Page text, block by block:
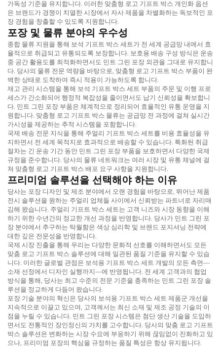
가독성 기준을 유지합니다. 이러한 맞춤형 로고 기프트 박스 개인화 옵션
은 브랜드가 경쟁이 치열한 시장에서 자사 제품을 차별화하는 독보적인 포
장 경험을 창출할 수 있도록 지원합니다.
포장 및 물류 분야의 우수성
종합 물류 지원을 통해 보석 기프트 박스 세트가 전 세계 공급망 내에서 효
율적으로 취급되고 유통되도록 보장합니다. 보호용 배송 구성 방식은 운송
중 공간 활용도를 최적화하면서도 민트 그린 포장 외관을 그대로 유지합니
다. 당사의 물류 전문 역량을 바탕으로, 맞춤형 로고 기프트 박스 부품이 완
벽한 상태로 도착하여 즉시 적용이 가능하도록 합니다.
재고 관리 시스템을 통해 보석 기프트 박스 세트 부품의 주문 및 이행 프로
세스가 간소화되어 행정적 복잡성을 줄이면서도 납기 신뢰성을 확보합니
다. 민트 그린 포장 부품은 체계적으로 정리되어 효율적인 유통 운영을 지
원합니다. 맞춤형 로고 기프트 박스 물류는 공급망 전 과정에 걸쳐 실시간
가시성을 제공하는 추적 시스템을 포함합니다.
국제 배송 전문 지식을 통해 주얼리 기프트 박스 세트를 비용 효율성을 유
지하면서 전 세계 목적지로 효과적으로 배송할 수 있습니다. 특화된 취급
절차는 긴 운송 기간 동안 민트 그린 포장 부품을 보호하면서 다양한 국제
규정을 준수합니다. 당사의 물류 네트워크는 여러 시장 및 유통 채널에 걸
쳐 맞춤형 로고 기프트 박스 배포 요구 사항을 지원합니다.
프리미엄 솔루션을 선택해야 하는 이유
당사는 포장 디자인 및 제조 분야에서 오랜 경험을 바탕으로, 뛰어난 제품
전시 솔루션을 원하는 주얼리 업체들 사이에서 신뢰받는 파트너로 자리매
김해 왔습니다. 주얼리 기프트 박스 세트는 고객 니즈와 시장 동향을 이해
하기 위한 수년간의 정교한 개선 과정을 반영합니다. 당사가 민트 그린 포
장 분야에서 추구하는 탁월함은 색상 심리학 및 브랜드 포지셔닝 전략에
대한 깊은 전문성을 반영합니다.
국제 시장 진출을 통해 우리는 다양한 문화적 선호를 이해하면서도 모든
맞춤 로고 기프트 박스 솔루션에 대해 일관된 품질 기준을 유지할 수 있습
니다. 이러한 글로벌 관점은 보석용 기프트 박스 세트 개발의 모든 측면—
소재 선정에서 디자인 실행까지—에 반영됩니다. 전 세계 고객과의 협업
방식을 통해, 당사는 최고 수준의 전문 기준을 충족하는 민트 그린 포장 솔
루션을 정교하게 다듬어 왔습니다.
포장 기술 분야의 혁신은 당사의 보석용 기프트 박스 세트 제품군 개선을
지속적으로 이끌고 있으며, 고객께서는 최신 소재 및 제조 공정 기술의 이
점을 누릴 수 있습니다. 민트 그린 포장 시스템은 첨단 생산 기술을 도입하
면서도 전통적인 장인정신의 가치를 고수합니다. 당사의 맞춤 로고 기프트
박스 솔루션은 변화하는 시장 수요에 부응하기 위해 끊임없이 진화하고 있
으나, 프리미엄 포장의 핵심을 규정하는 품질 특성은 항상 유지됩니다.